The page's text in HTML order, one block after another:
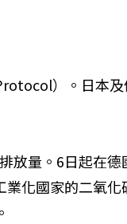
）。日本
放量。6日起在德
化國家的二氧化